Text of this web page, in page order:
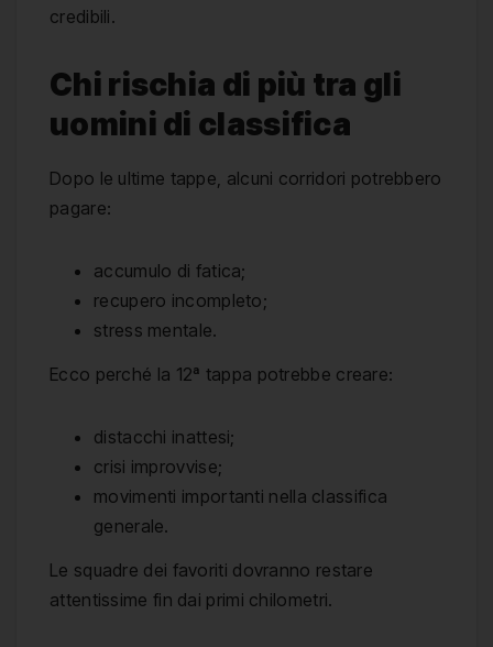
credibili.
Chi rischia di più tra gli
uomini di classifica
Dopo le ultime tappe, alcuni corridori potrebbero
pagare:
accumulo di fatica;
recupero incompleto;
stress mentale.
Ecco perché la 12ª tappa potrebbe creare:
distacchi inattesi;
crisi improvvise;
movimenti importanti nella classifica
generale.
Le squadre dei favoriti dovranno restare
attentissime fin dai primi chilometri.